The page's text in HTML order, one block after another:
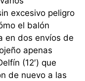
excesivo peligro
el balón
en dos envíos de
apenas
(12′) que
de nuevo a las